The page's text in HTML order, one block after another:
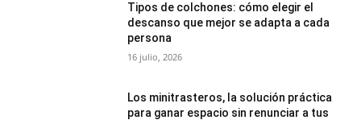
Tipos de colchones: cómo elegir el
descanso que mejor se adapta a cada
persona
16 julio, 2026
Los minitrasteros, la solución práctica
para ganar espacio sin renunciar a tus